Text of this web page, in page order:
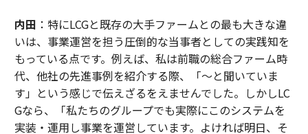
内田 ：特にLCGと既存の大手ファームとの最も大きな違
いは、事業運営を担う圧倒的な当事者としての実践知を
もっている点です。例えば、私は前職の総合ファーム時
代、他社の先進事例を紹介する際、「〜と聞いていま
す」という感じで伝えざるをえませんでした。しかしLC
Gなら、「私たちのグループでも実際にこのシステムを
実装・運用し事業を運営しています。よければ明日、そ